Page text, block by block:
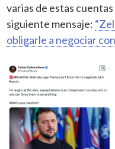
varias de estas
siguiente mensaje:
obligarle a negociar con